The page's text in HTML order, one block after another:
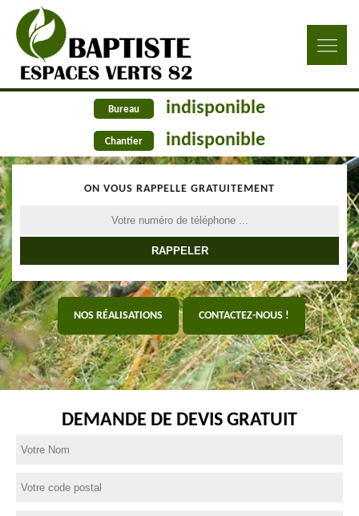
Bureau indisponible
Chantier indisponible
ON VOUS RAPPELLE GRATUITEMENT
NOS RÉALISATIONS CONTACTEZ-NOUS !
DEMANDE DE DEVIS GRATUIT